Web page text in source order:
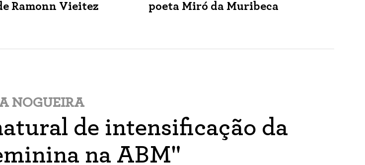
Ramonn Vieitez
poeta Miró da Muribeca
NOGUEIRA
de intensificação da
na ABM"